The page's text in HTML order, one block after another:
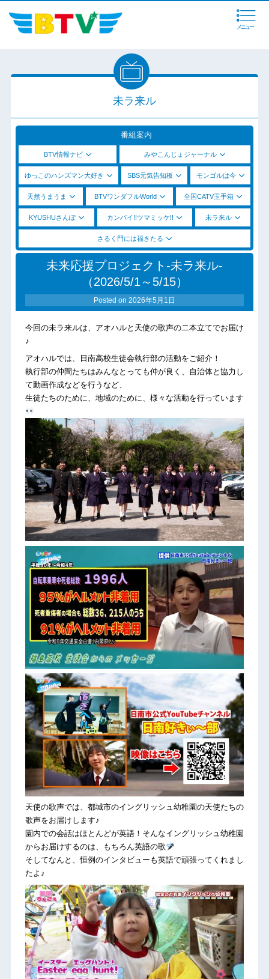
メニュー
未ラ来ル
番組案内
BTV情報ナビ みやこんじょジャーナル
ゆっこのハンズマン大好き SBS元気告知板 モンゴルは今
天然うまうま BTVワンダフルWorld 全国CATV玉手箱
KYUSHUさんぽ カンパイ!!ツマミッケ!! 未ラ来ル
さるく門には福きたる
未来応援プロジェクト‐未ラ来ル‐
（2026/5/1～5/15）
Posted on 2026年5月1日
今回の未ラ来ルは、アオハルと天使の歌声の二本立てでお届け
♪
アオハルでは、日南高校生徒会執行部の活動をご紹介！
執行部の仲間たちはみんなとっても仲が良く、自治体と協力し
て動画作成などを行うなど、
生徒たちのために、地域のために、様々な活動を行っています
天使の歌声では、都城市のイングリッシュ幼稚園の天使たちの
歌声をお届けします♪
園内での会話はほとんどが英語！そんなイングリッシュ幼稚園
からお届けするのは、もちろん英語の歌
そしてなんと、恒例のインタビューも英語で頑張ってくれまし
たよ♪